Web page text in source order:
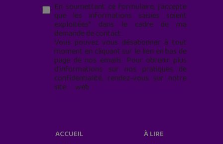
En soumettant ce formulaire, j’accepte
que les informations saisies soient
exploitées* dans le cadre de ma
demande de contact.
Vous pouvez vous désabonner à tout
moment en cliquant sur le lien en bas de
page de nos emails. Pour obtenir plus
d'informations sur nos pratiques de
confidentialité, rendez-vous sur notre
site web
ACCUEIL
À LIRE